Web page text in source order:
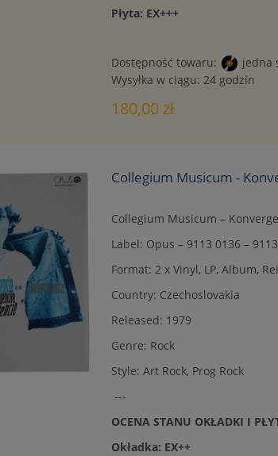
Płyta: EX+++
Dostępność towaru:
jedna
Wysyłka w ciągu: 24 godzin
180,00 zł
Collegium Musicum -
Collegium Musicum –
Label: Opus – 9113 0136 –
Format: 2 x Vinyl, LP, Album,
Country: Czechoslovakia
Released: 1979
Genre: Rock
Style: Art Rock, Prog Rock
---
OCENA STANU OKŁADKI I
Okładka: EX++